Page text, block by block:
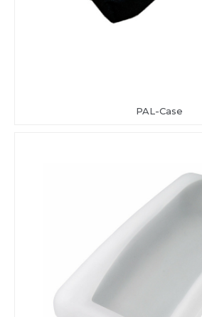
PAL-Case